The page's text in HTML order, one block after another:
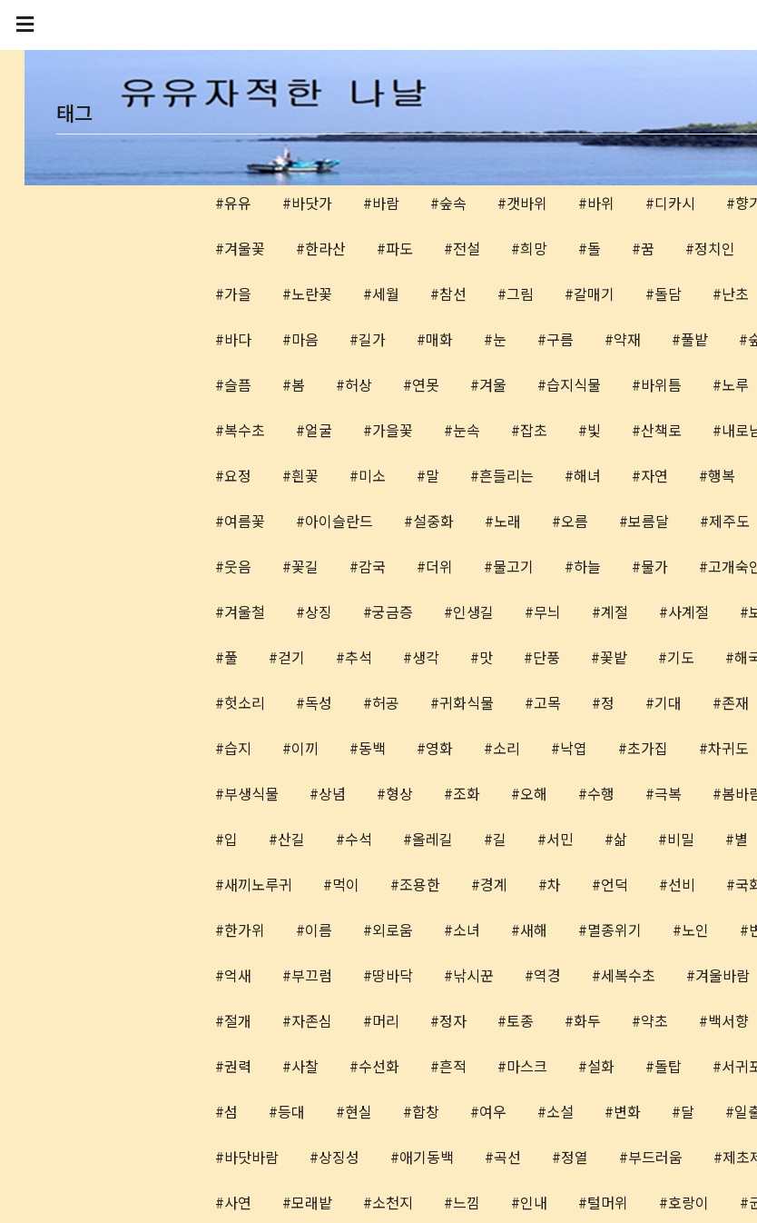
태그
유유 바닷가 바람 숲속 갯바위 바위 디카시 향
겨울꽃 한라산 파도 전설 희망 돌 꿈 정치인
가을 노란꽃 세월 참선 그림 갈매기 돌담 난초
바다 마음 길가 매화 눈 구름 약재 풀밭
슬픔 봄 허상 연못 겨울 습지식물 바위틈 노루
복수초 얼굴 가을꽃 눈속 잡초 빛 산책로 내로
요정 흰꽃 미소 말 흔들리는 해녀 자연 행복
여름꽃 아이슬란드 설중화 노래 오름 보름달 제주도
웃음 꽃길 감국 더위 물고기 하늘 물가 고개숙
겨울철 상징 궁금증 인생길 무늬 계절 사계절
풀 걷기 추석 생각 맛 단풍 꽃밭 기도 해
헛소리 독성 허공 귀화식물 고목 정 기대 존재
습지 이끼 동백 영화 소리 낙엽 초가집 차귀도
부생식물 상념 형상 조화 오해 수행 극복 봄바
입 산길 수석 올레길 길 서민 삶 비밀 별
새끼노루귀 먹이 조용한 경계 차 언덕 선비 국
한가위 이름 외로움 소녀 새해 멸종위기 노인
억새 부끄럼 땅바닥 낚시꾼 역경 세복수초 겨울바람
절개 자존심 머리 정자 토종 화두 약초 백서향
권력 사찰 수선화 흔적 마스크 설화 돌탑 서귀
섬 등대 현실 합창 여우 소설 변화 달 일
바닷바람 상징성 애기동백 곡선 정열 부드러움 제초
사연 모래밭 소천지 느낌 인내 털머위 호랑이